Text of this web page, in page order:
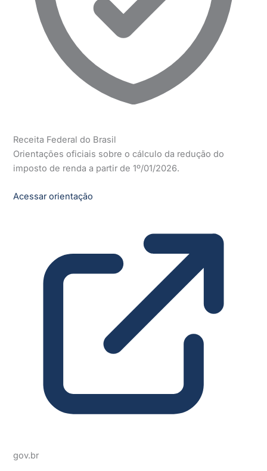
Receita Federal do Brasil
Orientações oficiais sobre o cálculo da redução do
imposto de renda a partir de 1º/01/2026.
Acessar orientação
gov.br